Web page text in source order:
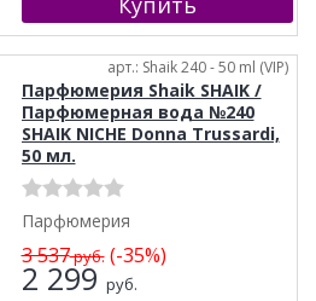
арт.: Shaik 240 - 50 ml (VIP)
Парфюмерия Shaik SHAIK /
Парфюмерная вода №240
SHAIK NICHE Donna Trussardi,
50 мл.
Парфюмерия
3 537руб.(-35%)
2 299 руб.